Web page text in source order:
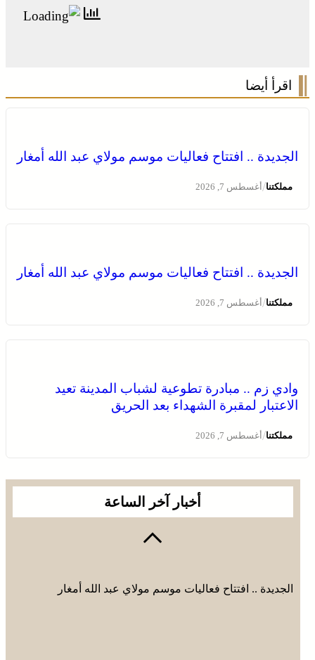
اقرأ أيضا
الجديدة .. افتتاح فعاليات موسم مولاي عبد الله أمغار
مملكتنا/أغسطس 7, 2026
الجديدة .. افتتاح فعاليات موسم مولاي عبد الله أمغار
مملكتنا/أغسطس 7, 2026
وادي زم .. مبادرة تطوعية لشباب المدينة تعيد
الاعتبار لمقبرة الشهداء بعد الحريق
مملكتنا/أغسطس 7, 2026
أخبار آخر الساعة
الجديدة .. افتتاح فعاليات موسم مولاي عبد الله أمغار
الجديدة .. افتتاح فعاليات موسم مولاي عبد الله أمغار